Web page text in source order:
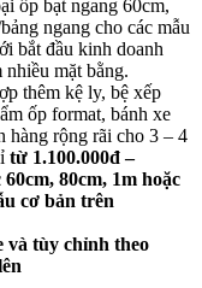
ốp bạt ngang 60cm,
ngang cho các mẫu
bắt đầu kinh doanh
mặt bằng.
thêm kệ ly, bệ xếp
ốp format, bánh xe
hàng rộng rãi cho 3 – 4
từ 1.100.000đ –
80cm, 1m hoặc
cơ bản trên
và tùy chỉnh theo